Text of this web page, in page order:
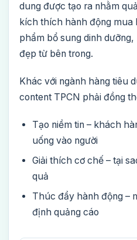
dung được tạo ra nhằm
kích thích hành động mua
phẩm bổ sung dinh
đẹp từ bên trong.
Khác với ngành hàng tiêu
content TPCN phải đồng
Tạo niềm tin – khách
uống vào người
Giải thích cơ chế – tại
quả
Thúc đẩy hành động –
định quảng cáo